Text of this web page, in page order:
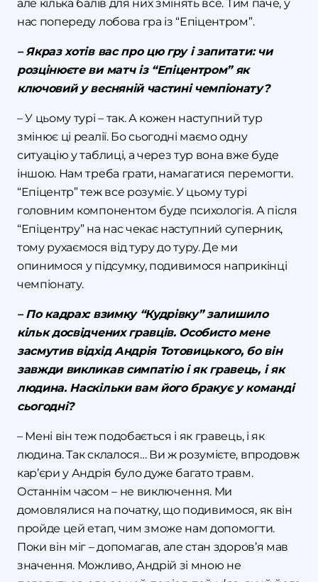
але кілька балів для них змінять все. Тим паче, у
нас попереду лобова гра із “Епіцентром”.
– Якраз хотів вас про цю гру і запитати: чи
розцінюєте ви матч із “Епіцентром” як
ключовий у весняній частині чемпіонату?
– У цьому турі – так. А кожен наступний тур
змінює ці реалії. Бо сьогодні маємо одну
ситуацію у таблиці, а через тур вона вже буде
іншою. Нам треба грати, намагатися перемогти.
“Епіцентр” теж все розуміє. У цьому турі
головним компонентом буде психологія. А після
“Епіцентру” на нас чекає наступний суперник,
тому рухаємося від туру до туру. Де ми
опинимося у підсумку, подивимося наприкінці
чемпіонату.
– По кадрах: взимку “Кудрівку” залишило
кільк досвідчених гравців. Особисто мене
засмутив відхід Андрія Тотовицького, бо він
завжди викликав симпатію і як гравець, і як
людина. Наскільки вам його бракує у команді
сьогодні?
– Мені він теж подобається і як гравець, і як
людина. Так склалося… Ви ж розумієте, впродовж
кар’єри у Андрія було дуже багато травм.
Останнім часом – не виключення. Ми
домовлялися на початку, що подивимося, як він
пройде цей етап, чим зможе нам допомогти.
Поки він міг – допомагав, але стан здоров’я мав
значення. Можливо, Андрій зі мною не